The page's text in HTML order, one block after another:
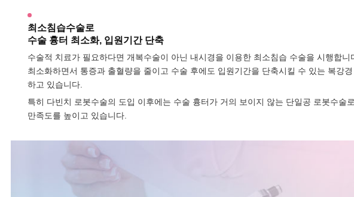
최소침습수술로
수술 흉터 최소화, 입원기간 단축
수술적 치료가 필요하다면 개복수술이 아닌 내시경을 이용한 최소침습 수술을 시행합니
최소화하면서 통증과 출혈량을 줄이고 수술 후에도 입원기간을 단축시킬 수 있는 복강
하고 있습니다.
특히 다빈치 로봇수술의 도입 이후에는 수술 흉터가 거의 보이지 않는 단일공 로봇수술
만족도를 높이고 있습니다.